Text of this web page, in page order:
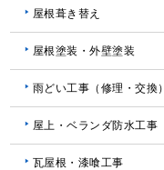
屋根葺き替え
屋根塗装・外壁塗装
雨どい工事（修理・交換）
屋上・ベランダ防水工事
瓦屋根・漆喰工事